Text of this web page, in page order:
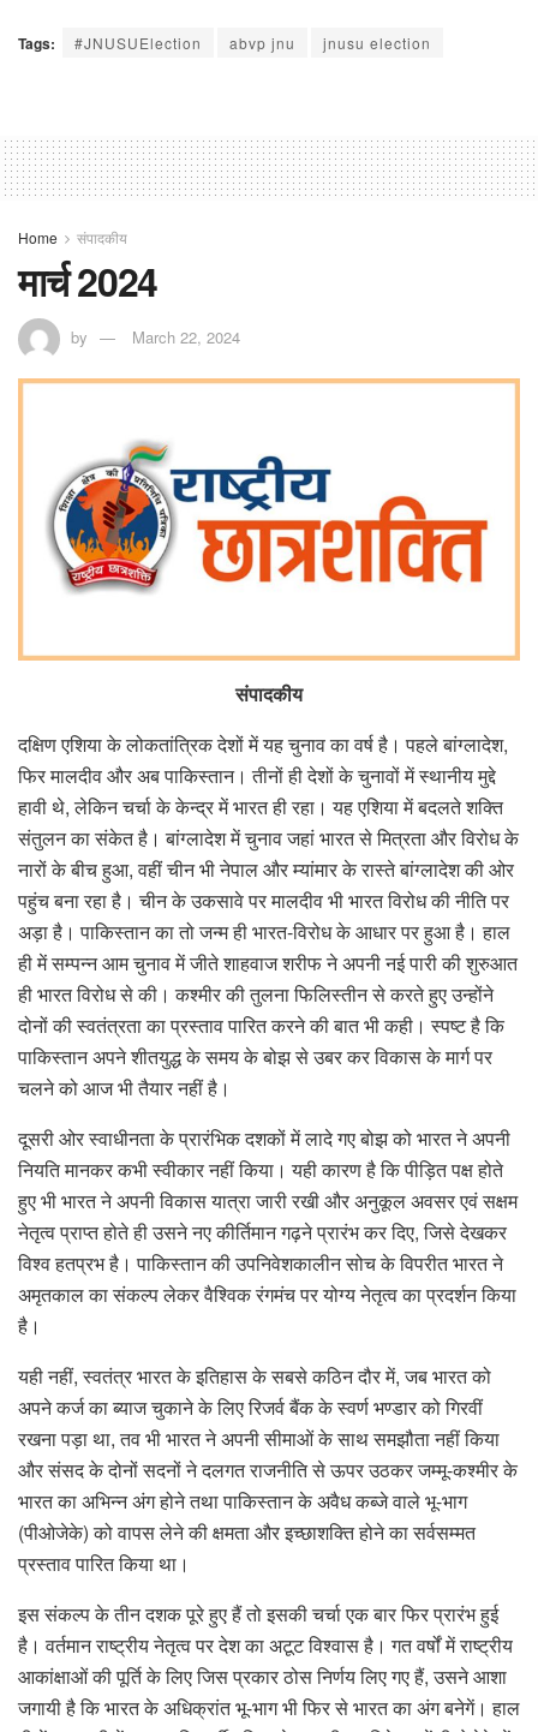
Tags: #JNUSUElection abvp jnu jnusu election
Home संपादकीय
मार्च 2024
by March 22, 2024
संपादकीय
दक्षिण एशिया के लोकतांत्रिक देशों में यह चुनाव का वर्ष है। पहले बांग्लादेश,
फिर मालदीव और अब पाकिस्तान। तीनों ही देशों के चुनावों में स्थानीय मुद्दे
हावी थे, लेकिन चर्चा के केन्द्र में भारत ही रहा। यह एशिया में बदलते शक्ति
संतुलन का संकेत है। बांग्लादेश में चुनाव जहां भारत से मित्रता और विरोध के
नारों के बीच हुआ, वहीं चीन भी नेपाल और म्यांमार के रास्ते बांग्लादेश की ओर
पहुंच बना रहा है। चीन के उकसावे पर मालदीव भी भारत विरोध की नीति पर
अड़ा है। पाकिस्तान का तो जन्म ही भारत-विरोध के आधार पर हुआ है। हाल
ही में सम्पन्न आम चुनाव में जीते शाहवाज शरीफ ने अपनी नई पारी की शुरुआत
ही भारत विरोध से की। कश्मीर की तुलना फिलिस्तीन से करते हुए उन्होंने
दोनों की स्वतंत्रता का प्रस्ताव पारित करने की बात भी कही। स्पष्ट है कि
पाकिस्तान अपने शीतयुद्ध के समय के बोझ से उबर कर विकास के मार्ग पर
चलने को आज भी तैयार नहीं है।
दूसरी ओर स्वाधीनता के प्रारंभिक दशकों में लादे गए बोझ को भारत ने अपनी
नियति मानकर कभी स्वीकार नहीं किया। यही कारण है कि पीड़ित पक्ष होते
हुए भी भारत ने अपनी विकास यात्रा जारी रखी और अनुकूल अवसर एवं सक्षम
नेतृत्व प्राप्त होते ही उसने नए कीर्तिमान गढ़ने प्रारंभ कर दिए, जिसे देखकर
विश्व हतप्रभ है। पाकिस्तान की उपनिवेशकालीन सोच के विपरीत भारत ने
अमृतकाल का संकल्प लेकर वैश्विक रंगमंच पर योग्य नेतृत्व का प्रदर्शन किया
है।
यही नहीं, स्वतंत्र भारत के इतिहास के सबसे कठिन दौर में, जब भारत को
अपने कर्ज का ब्याज चुकाने के लिए रिजर्व बैंक के स्वर्ण भण्डार को गिरवीं
रखना पड़ा था, तव भी भारत ने अपनी सीमाओं के साथ समझौता नहीं किया
और संसद के दोनों सदनों ने दलगत राजनीति से ऊपर उठकर जम्मू-कश्मीर के
भारत का अभिन्न अंग होने तथा पाकिस्तान के अवैध कब्जे वाले भू-भाग
(पीओजेके) को वापस लेने की क्षमता और इच्छाशक्ति होने का सर्वसम्मत
प्रस्ताव पारित किया था।
इस संकल्प के तीन दशक पूरे हुए हैं तो इसकी चर्चा एक बार फिर प्रारंभ हुई
है। वर्तमान राष्ट्रीय नेतृत्व पर देश का अटूट विश्वास है। गत वर्षों में राष्ट्रीय
आकांक्षाओं की पूर्ति के लिए जिस प्रकार ठोस निर्णय लिए गए हैं, उसने आशा
जगायी है कि भारत के अधिक्रांत भू-भाग भी फिर से भारत का अंग बनेगें। हाल